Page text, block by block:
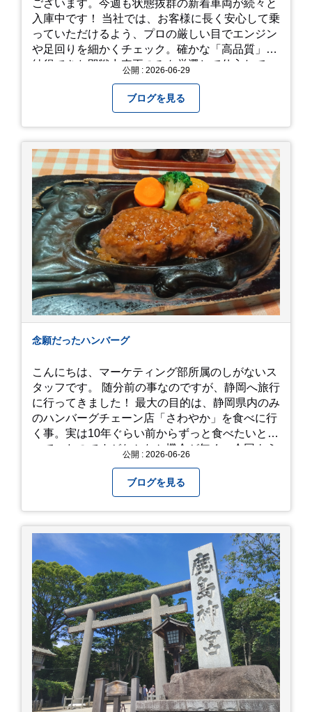
ございます。今週も状態抜群の新着車両が続々と
入庫中です！ 当社では、お客様に長く安心して乗
っていただけるよう、プロの厳しい目でエンジン
や足回りを細かくチェック。確かな「高品質」と
納得できた即戦力車両のみを厳選して仕入れてい
公開 : 2026-06-29
ブログを見る
念願だったハンバーグ
こんにちは、マーケティング部所属のしがないス
タッフです。 随分前の事なのですが、静岡へ旅行
に行ってきました！ 最大の目的は、静岡県内のみ
のハンバーグチェーン店「さわやか」を食べに行
く事。実は10年ぐらい前からずっと食べたいと思
っていたのですがなかなか機会が無く、今回よう
って待機する事になったのですが、、10時頃にも
らった整理券で、お店に入れるのは12時過ぎ頃で
した。大人気とは聞いていましたがここまでと
は、、！！ 駅前ショッピングモール内の店舗だっ
たのでお買い物をしつつ待機して遂に入店。ハン
バーグはレアな焼き加減でとってもジューシーで
最高に美味しかったです！！目の前で店員さんが
カットしてくれるのもとっても良かったです。 こ
れは何個でも行けてしまう勢い、、！！！ 皆様も
静岡へ行く予定がありましたら是非とも召し上が
って見てください！予約は行っていないようなの
で、時と場合とタイミングと要相談で
す、、！！！
公開 : 2026-06-26
ブログを見る